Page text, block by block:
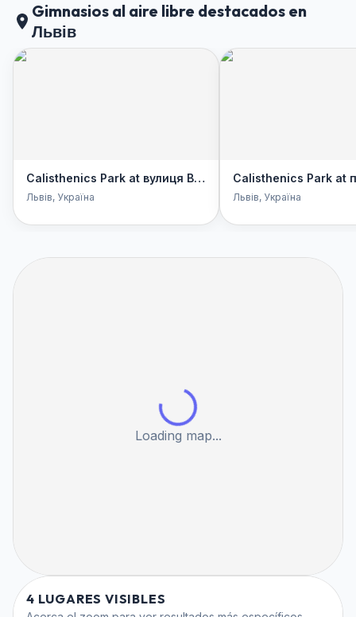
Gimnasios al aire libre destacados en
Львів
Calisthenics Park at вулиця Володимира Великого, Львів
Львів, Україна Львів, Україна
Loading map...
4 LUGARES VISIBLES